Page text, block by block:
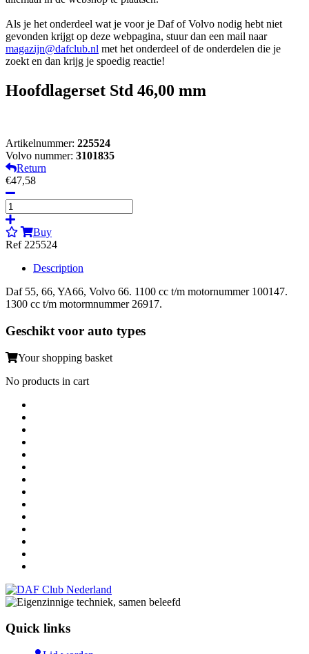
Als je het onderdeel wat je voor je Daf of Volvo nodig hebt niet
gevonden krijgt op deze webpagina, stuur dan een mail naar
magazijn@dafclub.nl met het onderdeel of de onderdelen die je
zoekt en dan krijg je spoedig reactie!
Hoofdlagerset Std 46,00 mm
Artikelnummer: 225524
Volvo nummer: 3101835
Return
€47,58
Buy
Ref 225524
Description
Daf 55, 66, YA66, Volvo 66. 1100 cc t/m motornummer 100147.
1300 cc t/m motormnummer 26917.
Geschikt voor auto types
Your shopping basket
No products in cart
Quick links